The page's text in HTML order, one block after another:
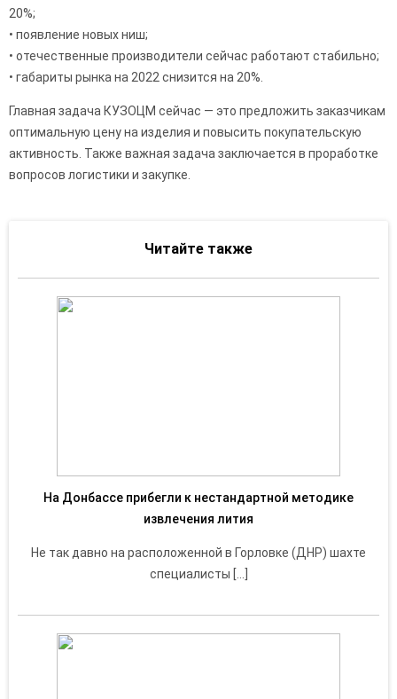
20%;
• появление новых ниш;
• отечественные производители сейчас работают стабильно;
• габариты рынка на 2022 снизится на 20%.
Главная задача КУЗОЦМ сейчас — это предложить заказчикам
оптимальную цену на изделия и повысить покупательскую
активность. Также важная задача заключается в проработке
вопросов логистики и закупке.
Читайте также
На Донбассе прибегли к нестандартной методике
извлечения лития
Не так давно на расположенной в Горловке (ДНР) шахте
специалисты […]